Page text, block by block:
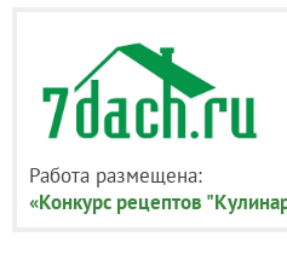
Работа размещена:
«Конкурс рецептов